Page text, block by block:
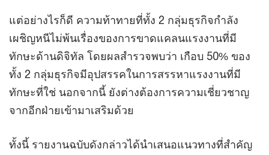
แต่อย่างไรก็ดี ความท้าทายที่ทั้ง 2 กลุ่มธุรกิจกำลัง
เผชิญหนีไม่พ้นเรื่องของการขาดแคลนแรงงานที่มี
ทักษะด้านดิจิทัล โดยผลสำรวจพบว่า เกือบ 50% ของ
ทั้ง 2 กลุ่มธุรกิจมีอุปสรรคในการสรรหาแรงงานที่มี
ทักษะที่ใช่ นอกจากนี้ ยังต่างต้องการความเชี่ยวชาญ
จากอีกฝ่ายเข้ามาเสริมด้วย
ทั้งนี้ รายงานฉบับดังกล่าวได้นำเสนอแนวทางที่สำคัญ